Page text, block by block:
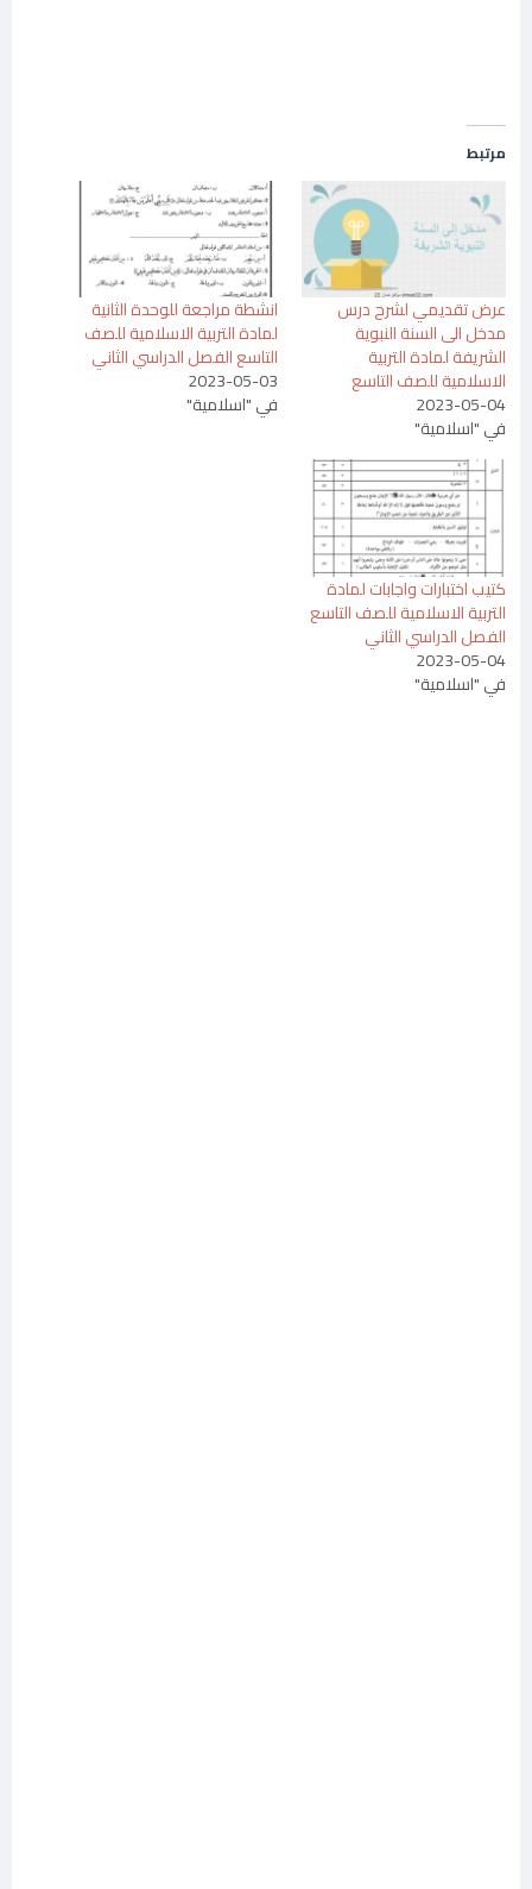
مرتبط
عرض تقديمي لشرح درس
مدخل الى السنة النبوية
الشريفة لمادة التربية
الاسلامية للصف التاسع
2023-05-04
في "اسلامية"
انشطة مراجعة للوحدة الثانية
لمادة التربية الاسلامية للصف
التاسع الفصل الدراسي الثاني
2023-05-03
في "اسلامية"
كتيب اختبارات واجابات لمادة
التربية الاسلامية للصف التاسع
الفصل الدراسي الثاني
2023-05-04
في "اسلامية"